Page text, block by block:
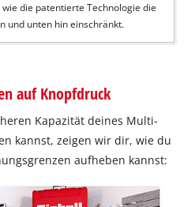
die patentierte Technologie die
und unten hin einschränkt.
auf Knopfdruck
Kapazität deines Multi-
kannst, zeigen wir dir, wie du
aufheben kannst: